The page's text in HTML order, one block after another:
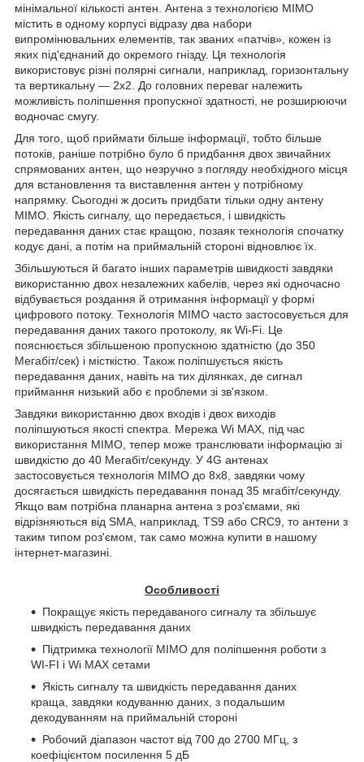
мінімальної кількості антен. Антена з технологією MIMO
містить в одному корпусі відразу два набори
випромінювальних елементів, так званих «патчів», кожен із
яких під'єднаний до окремого гнізду. Ця технологія
використовує різні полярні сигнали, наприклад, горизонтальну
та вертикальну — 2х2. До головних переваг належить
можливість поліпшення пропускної здатності, не розширюючи
водночас смугу.
Для того, щоб приймати більше інформації, тобто більше
потоків, раніше потрібно було б придбання двох звичайних
спрямованих антен, що незручно з погляду необхідного місця
для встановлення та виставлення антен у потрібному
напрямку. Сьогодні ж досить придбати тільки одну антену
MIMO. Якість сигналу, що передається, і швидкість
передавання даних стає кращою, позаяк технологія спочатку
кодує дані, а потім на приймальній стороні відновлює їх.
Збільшуються й багато інших параметрів швидкості завдяки
використанню двох незалежних кабелів, через які одночасно
відбувається роздання й отримання інформації у формі
цифрового потоку. Технологія MIMO часто застосовується для
передавання даних такого протоколу, як Wi-Fi. Це
пояснюється збільшеною пропускною здатністю (до 350
Мегабіт/сек) і місткістю. Також поліпшується якість
передавання даних, навіть на тих ділянках, де сигнал
приймання низький або є проблеми зі зв'язком.
Завдяки використанню двох входів і двох виходів
поліпшуються якості спектра. Мережа Wi MAX, під час
використання MIMO, тепер може транслювати інформацію зі
швидкістю до 40 Мегабіт/секунду. У 4G антенах
застосовується технологія MIMO до 8x8, завдяки чому
досягається швидкість передавання понад 35 мгабіт/секунду.
Якщо вам потрібна планарна антена з роз'ємами, які
відрізняються від SMA , наприклад, TS9 або CRC9, то антени з
таким типом роз'ємом, так само можна купити в нашому
інтернет-магазині.
Особливості
Покращує якість передаваного сигналу та збільшує
швидкість передавання даних
Підтримка технології MIMO для поліпшення роботи з
WI-FI і Wi MAX сетами
Якість сигналу та швидкість передавання даних
краща, завдяки кодуванню даних, з подальшим
декодуванням на приймальній стороні
Робочий діапазон частот від 700 до 2700 МГц, з
коефіцієнтом посилення 5 дБ